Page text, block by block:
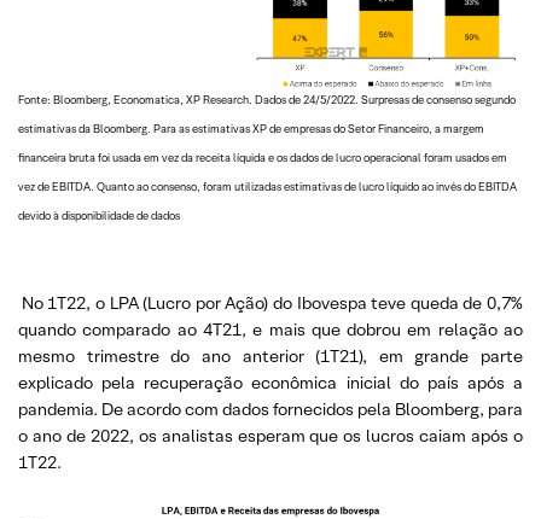
Fonte: Bloomberg, Economatica, XP Research. Dados de 24/5/2022. Surpresas de consenso segundo
estimativas da Bloomberg. Para as estimativas XP de empresas do Setor Financeiro, a margem
financeira bruta foi usada em vez da receita líquida e os dados de lucro operacional foram usados em
vez de EBITDA. Quanto ao consenso, foram utilizadas estimativas de lucro líquido ao invés do EBITDA
devido à disponibilidade de dados
No 1T22, o LPA (Lucro por Ação) do Ibovespa teve queda de 0,7%
quando comparado ao 4T21, e mais que dobrou em relação ao
mesmo trimestre do ano anterior (1T21), em grande parte
explicado pela recuperação econômica inicial do país após a
pandemia. De acordo com dados fornecidos pela Bloomberg, para
o ano de 2022, os analistas esperam que os lucros caiam após o
1T22.